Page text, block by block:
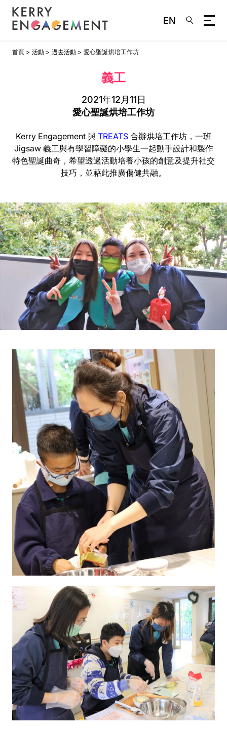
EN
首頁 活動 過去活動 愛心聖誕烘培工作坊
義工
2021年12月11日
愛心聖誕烘培工作坊
Kerry Engagement 與 TREATS 合辦烘培工作坊，一班
Jigsaw 義工與有學習障礙的小學生一起動手設計和製作
特色聖誕曲奇，希望透過活動培養小孩的創意及提升社交
技巧，並藉此推廣傷健共融。